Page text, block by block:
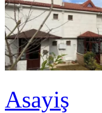
Asayiş